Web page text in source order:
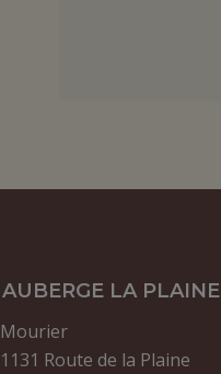
AUBERGE LA PLAINE
Mourier
1131 Route de la Plaine